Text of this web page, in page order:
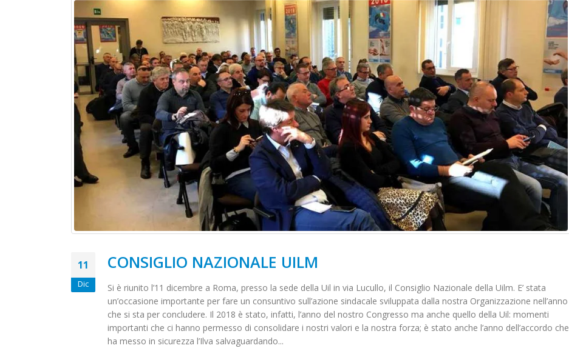
11
Dic
CONSIGLIO NAZIONALE UILM
Si è riunito l’11 dicembre a Roma, presso la sede della Uil in via Lucullo, il Consiglio Nazionale della Uilm. E’ stata
un’occasione importante per fare un consuntivo sull’azione sindacale sviluppata dalla nostra Organizzazione nell’anno
che si sta per concludere. Il 2018 è stato, infatti, l’anno del nostro Congresso ma anche quello della Uil: momenti
importanti che ci hanno permesso di consolidare i nostri valori e la nostra forza; è stato anche l’anno dell’accordo che
ha messo in sicurezza l’Ilva salvaguardando...